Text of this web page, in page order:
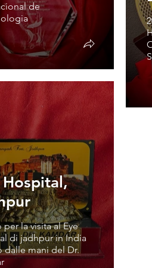
de
Hospital,
per la visita al Eye
di jadhpur in India
dalle mani del Dr.